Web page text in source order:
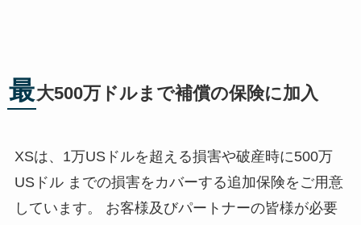
最大500万ドルまで補償の保険に加入
XSは、1万USドルを超える損害や破産時に500万
USドル までの損害をカバーする追加保険をご用意
しています。 お客様及びパートナーの皆様が必要